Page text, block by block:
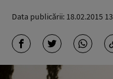
Data publicării: 18.02.2015